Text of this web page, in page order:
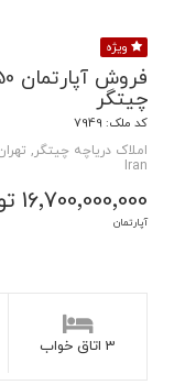
ویژه
چیتگر
کد ملک: 7949
املاک دریاچه چیتگر, تهران,
Iran
16٬700٬000٬000 تومان
آپارتمان